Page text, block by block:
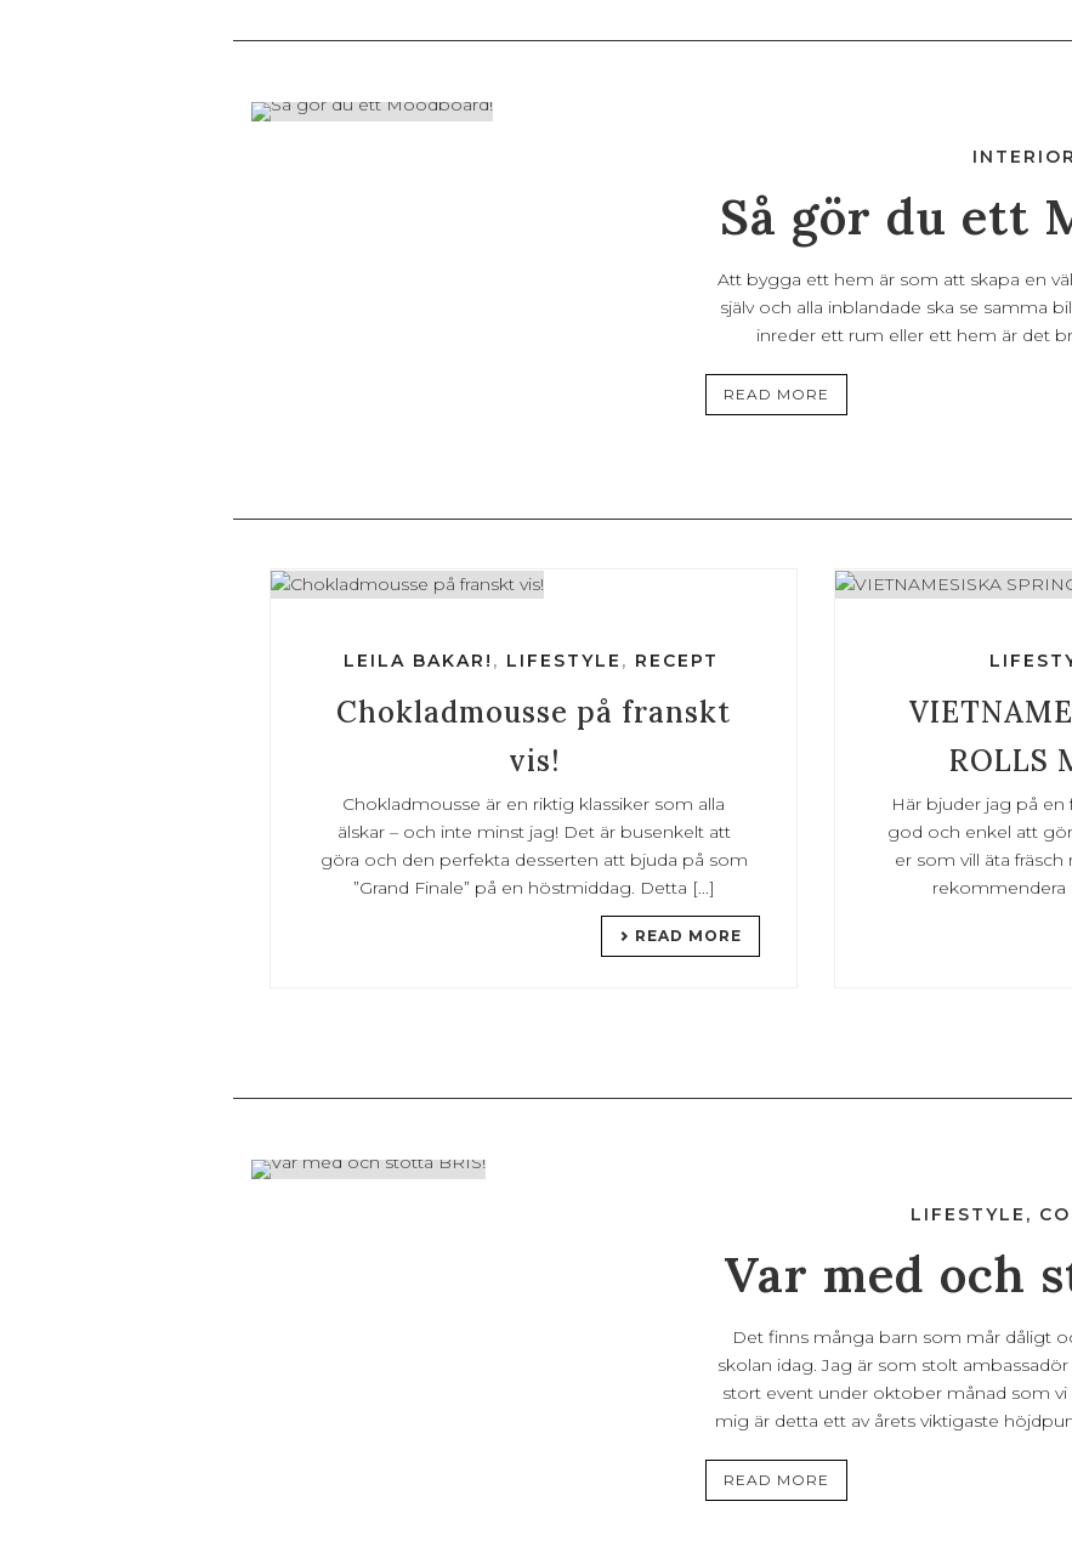
INTERIOR
Så gör du ett
Att bygga ett hem är som att skapa en
själv och alla inblandade ska se samma
inreder ett rum eller ett hem är det
READ MORE
LEILA BAKAR! , LIFESTYLE , RECEPT
Chokladmousse på franskt
vis!
Chokladmousse är en riktig klassiker som alla
älskar – och inte minst jag! Det är busenkelt att
göra och den perfekta desserten att bjuda på som
”Grand Finale” på en höstmiddag. Detta [...]
READ MORE
ROLLS
Här bjuder jag på
god och enkel att
er som vill äta
rekommendera
LIFESTYLE ,
Var med och
Det finns många barn som mår dåligt
skolan idag. Jag är som stolt
stort event under oktober månad som vi
mig är detta ett av årets viktigaste
READ MORE